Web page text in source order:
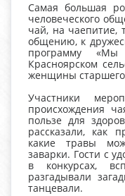
Самая большая
человеческого
чай, на чаепитие,
общению, к
программу
Красноярском
женщины
Участники
происхождения
пользе для
рассказали, как
какие травы
заварки. Гости с
в конкурсах,
разгадывали
танцевали.